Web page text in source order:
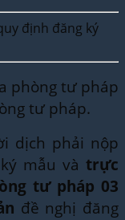
định đăng ký
phòng tư pháp
tư pháp.
dịch phải nộp
mẫu và trực
tư pháp 03
đề nghị đăng